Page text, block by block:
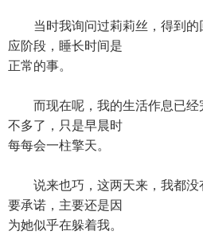
当时我询问过莉莉丝，得到的
应阶段，睡长时间是
正常的事。
而现在呢，我的生活作息已经
不多了，只是早晨时
每每会一柱擎天。
说来也巧，这两天来，我都没
要承诺，主要还是因
为她似乎在躲着我。